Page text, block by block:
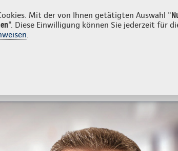
Mit der von Ihnen getätigten Auswahl "
". Diese Einwilligung können Sie jederzeit für
.